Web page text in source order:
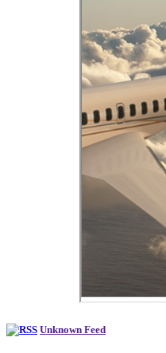
Unknown Feed